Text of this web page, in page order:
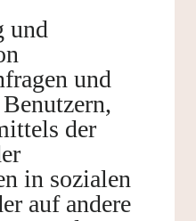
und
und
der
in sozialen
auf andere